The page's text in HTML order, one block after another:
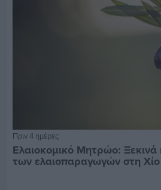
Πριν 4 ημέρες
Ελαιοκομικό Μητρώο: Ξεκινά
των ελαιοπαραγωγών στη Χίο